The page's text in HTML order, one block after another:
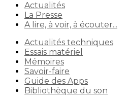
Actualités
La Presse
A lire, à voir, à écouter...
Actualités techniques
Essais matériel
Mémoires
Savoir-faire
Guide des Apps
Bibliothèque du son